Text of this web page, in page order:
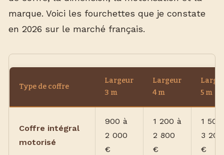
marque. Voici les fourchettes que je constate
en 2026 sur le marché français.
Type de coffre
Largeur
3 m
Largeur
4 m
5 m
Coffre intégral
motorisé
900 à
2 000
€
1 200 à
2 800
€
1 500
3 200
€